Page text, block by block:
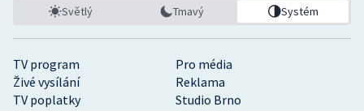
TV program
Pro média
Živé vysílání
Reklama
TV poplatky
Studio Brno
Světlý Tmavý Systém